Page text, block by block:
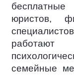
юристов,
семейные